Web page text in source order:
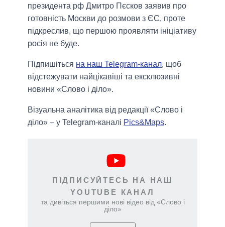
президента рф Дмитро Пєсков заявив про
готовність Москви до розмови з ЄС, проте
підкреслив, що першою проявляти ініціативу
росія не буде.
Підпишіться на наш Telegram-канал, щоб
відстежувати найцікавіші та ексклюзивні
новини «Слово і діло».
Візуальна аналітика від редакції «Слово і
діло» – у Telegram-каналі Pics&Maps.
ПІДПИСУЙТЕСЬ НА НАШ
YOUTUBE КАНАЛ
та дивіться першими нові відео від «Слово і
діло»